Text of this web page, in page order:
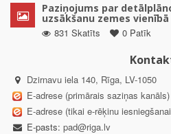
Paziņojums par
uzsākšanu zemes
831 Skatīts
0 Patīk
Dzirnavu iela 140, Rīga, LV-1050
E-adrese (primārais saziņas kanāls)
E-adrese (tikai e-rēķinu
E-pasts: pad@riga.lv